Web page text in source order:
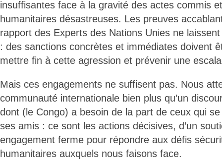
insuffisantes face à la gravité des actes commis
humanitaires désastreuses. Les preuves
rapport des Experts des Nations Unies ne
: des sanctions concrètes et immédiates doivent
mettre fin à cette agression et prévenir une
Mais ces engagements ne suffisent pas. Nous
communauté internationale bien plus qu’un
dont (le Congo) a besoin de la part de ceux qui
ses amis : ce sont les actions décisives, d’un
engagement ferme pour répondre aux défis
humanitaires auxquels nous faisons face.